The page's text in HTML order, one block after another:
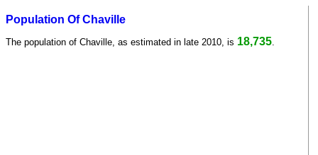
Population Of Chaville
The population of Chaville, as estimated in late 2010, is 18,735